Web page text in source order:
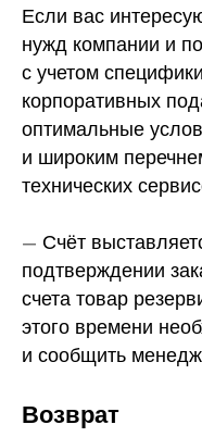
Если вас
нужд компании и
с учетом
корпоративных
оптимальные
и широким
технических
— Счёт
подтверждении
счета товар
этого времени
и сообщить
Возврат